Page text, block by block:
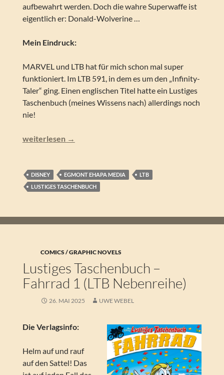
aufbewahrt werden. Doch die wahre Superwaffe ist
eigentlich er: Donald-Wolverine …
Mein Eindruck:
MARVEL und LTB hat für mich schon mal super
funktioniert. Im LTB 591, in dem es um den „Infinity-
Taler“ ging. Einen englischen Titel hatte ein Lustiges
Taschenbuch (meines Wissens nach) allerdings noch
nie!
Lustiges Taschenbuch – What if…? Donald Duck became
weiterlesen →
DISNEY EGMONT EHAPA MEDIA
LTB
LUSTIGES TASCHENBUCH
COMICS / GRAPHIC NOVELS
Lustiges Taschenbuch –
Fahrrad 1 (LTB Nebenreihe)
26. MAI 2025 UWE WEBEL
Die Verlagsinfo:
Helm auf und rauf
auf den Sattel! Das